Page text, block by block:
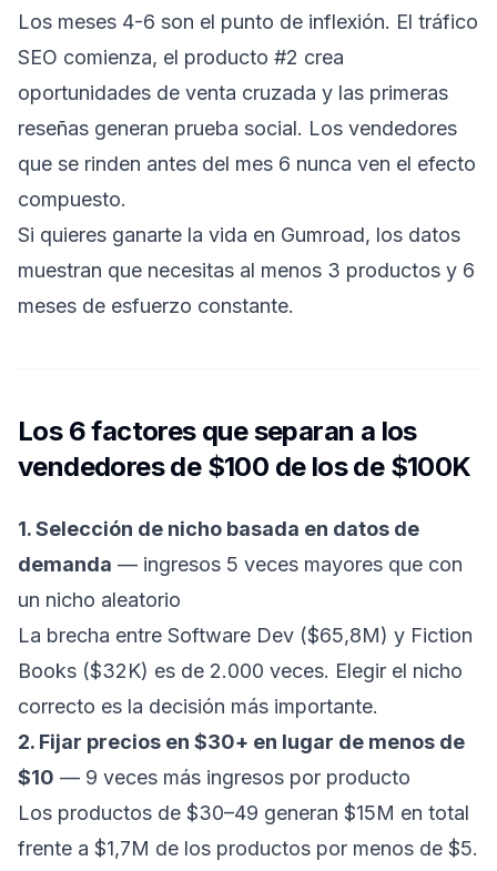
Los meses 4-6 son el punto de inflexión. El tráfico
SEO comienza, el producto #2 crea
oportunidades de venta cruzada y las primeras
reseñas generan prueba social. Los vendedores
que se rinden antes del mes 6 nunca ven el efecto
compuesto.
Si quieres ganarte la vida en Gumroad, los datos
muestran que necesitas al menos 3 productos y 6
meses de esfuerzo constante.
Los 6 factores que separan a los
vendedores de $100 de los de $100K
1. Selección de nicho basada en datos de
demanda — ingresos 5 veces mayores que con
un nicho aleatorio
La brecha entre Software Dev ($65,8M) y Fiction
Books ($32K) es de 2.000 veces. Elegir el nicho
correcto es la decisión más importante.
2. Fijar precios en $30+ en lugar de menos de
$10 — 9 veces más ingresos por producto
Los productos de $30–49 generan $15M en total
frente a $1,7M de los productos por menos de $5.